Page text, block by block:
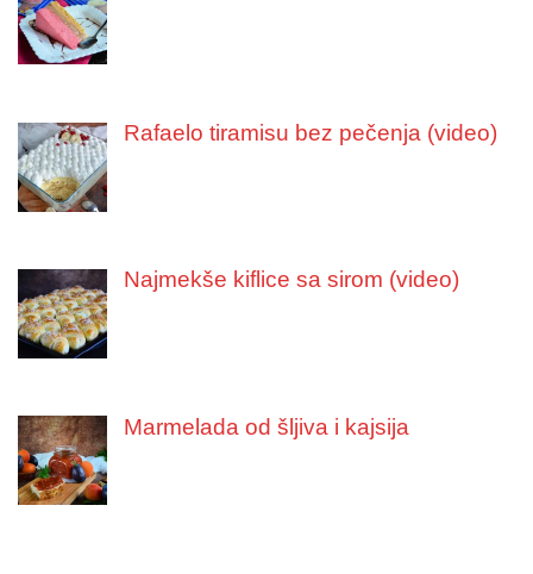
Rafaelo tiramisu bez pečenja (video)
Najmekše kiflice sa sirom (video)
Marmelada od šljiva i kajsija